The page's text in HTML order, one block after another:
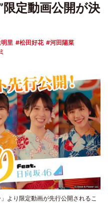
定動画公開が決
里 松田好花
河田陽菜
より限定動画が先行公開されるこ